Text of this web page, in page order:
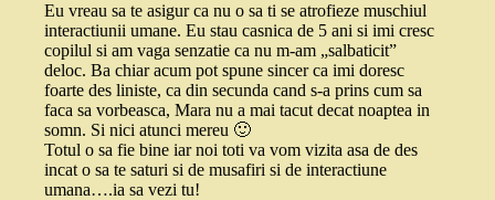
Eu vreau sa te asigur ca nu o sa ti se atrofieze muschiul
interactiunii umane. Eu stau casnica de 5 ani si imi cresc
copilul si am vaga senzatie ca nu m-am „salbaticit”
deloc. Ba chiar acum pot spune sincer ca imi doresc
foarte des liniste, ca din secunda cand s-a prins cum sa
faca sa vorbeasca, Mara nu a mai tacut decat noaptea in
somn. Si nici atunci mereu 🙂
Totul o sa fie bine iar noi toti va vom vizita asa de des
incat o sa te saturi si de musafiri si de interactiune
umana….ia sa vezi tu!